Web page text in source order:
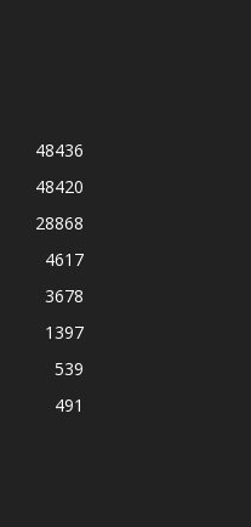
48436
48420
28868
4617
3678
1397
539
491